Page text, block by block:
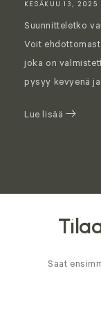
KESÄKUU 13, 2025
Suunnitteletko
Voit
joka on
pysyy kevyenä
Lue lisää
Saat